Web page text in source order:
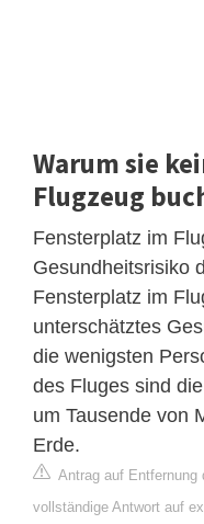
Warum sie
Flugzeug
Fensterplatz im
Gesundheitsrisiko
Fensterplatz im
unterschätztes
die wenigsten
des Fluges sind
um Tausende von
Erde.
Antrag auf Entfernung
vollständige Antwort auf